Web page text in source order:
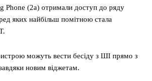
Phone (2a) отримали доступ до ряду
яких найбільш помітною стала
можуть вести бесіду з ШІ прямо з
новим віджетам.